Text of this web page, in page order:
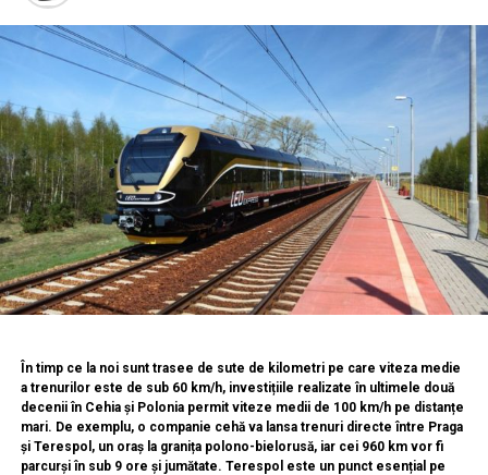
​În timp ce la noi sunt trasee de sute de kilometri pe care viteza medie
a trenurilor este de sub 60 km/h, investițiile realizate în ultimele două
decenii în Cehia și Polonia permit viteze medii de 100 km/h pe distanțe
mari. De exemplu, o companie cehă va lansa trenuri directe între Praga
și Terespol, un oraș la granița polono-bielorusă, iar cei 960 km vor fi
parcurși în sub 9 ore și jumătate. Terespol este un punct esențial pe